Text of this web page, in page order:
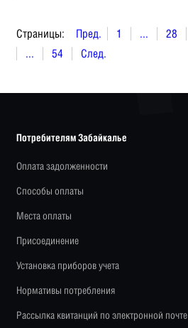
Страницы: Пред. 1 ... 28
...
54 След.
Потребителям Забайкалье
Оплата задолженности
Способы оплаты
Места оплаты
Присоединение
Установка приборов учета
Нормативы потребления
Рассылка квитанций по электронной почте